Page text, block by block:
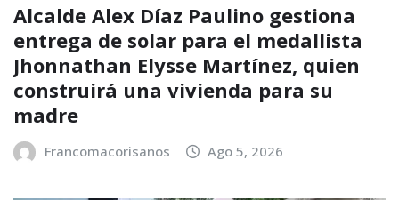
Alcalde Alex Díaz Paulino gestiona
entrega de solar para el medallista
Jhonnathan Elysse Martínez, quien
construirá una vivienda para su
madre
Francomacorisanos Ago 5, 2026